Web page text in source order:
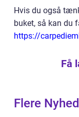
Hvis du også
buket, så kan du
https://
Få
Flere